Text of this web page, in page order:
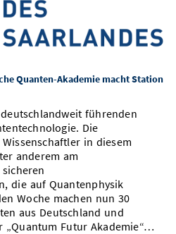
Quanten-Akademie macht Station
führenden
Die
in diesem
anderem am
die auf Quantenphysik
Woche machen nun 30
aus Deutschland und
„Quantum Futur Akademie“…